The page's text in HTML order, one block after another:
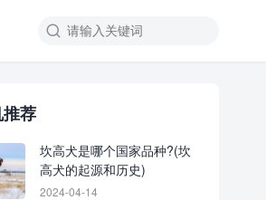
荐
坎高犬是哪个国家品种?(坎
高犬的起源和历史)
2024-04-14